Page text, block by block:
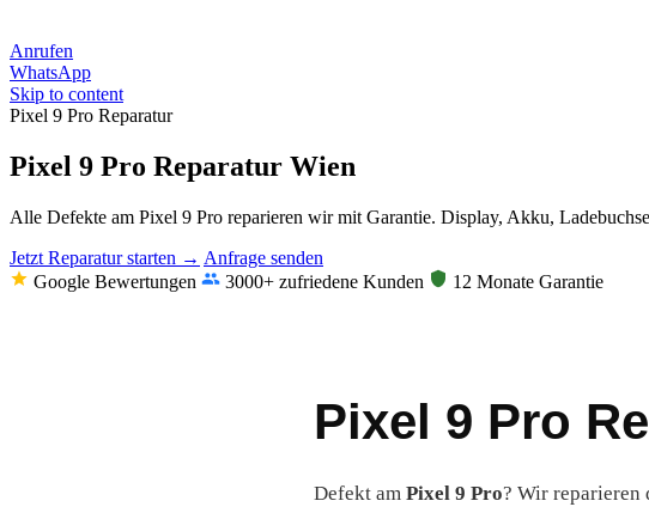
Anrufen
WhatsApp
Skip to content
Pixel 9 Pro Reparatur
Pixel 9 Pro Reparatur Wien
Alle Defekte am Pixel 9 Pro reparieren wir mit Garantie. Display, Akku,
Jetzt Reparatur starten → Anfrage senden
Google Bewertungen
3000+ zufriedene Kunden 12 Monate Garantie
Pixel 9 Pro
Defekt am Pixel 9 Pro? Wir reparieren